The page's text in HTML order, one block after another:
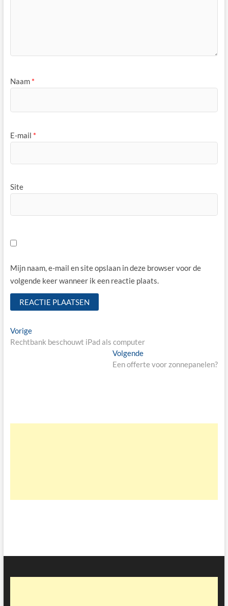
Naam *
E-mail *
Site
Mijn naam, e-mail en site opslaan in deze browser voor de
volgende keer wanneer ik een reactie plaats.
Bericht
navigatie
VorigeVorige
bericht:
Rechtbank beschouwt iPad als computer
VolgendeVolgende
bericht:
Een offerte voor zonnepanelen?